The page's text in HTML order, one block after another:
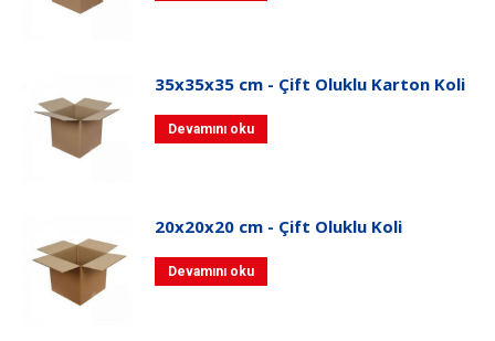
35x35x35 cm - Çift Oluklu Karton Koli
Devamını oku
20x20x20 cm - Çift Oluklu Koli
Devamını oku